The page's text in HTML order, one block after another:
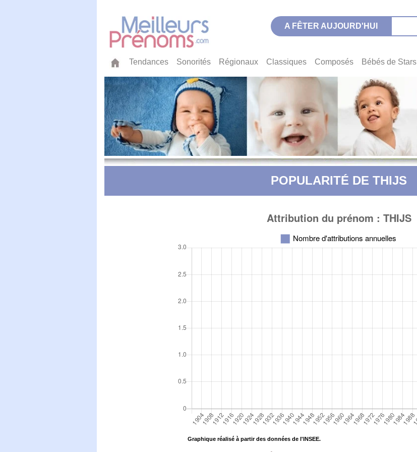
A FÊTER AUJOURD'HUI
Tendances Sonorités Régionaux Classiques Composés Bébés de Stars
POPULARITÉ DE THIJS
Graphique réalisé à partir des données de l'INSEE.